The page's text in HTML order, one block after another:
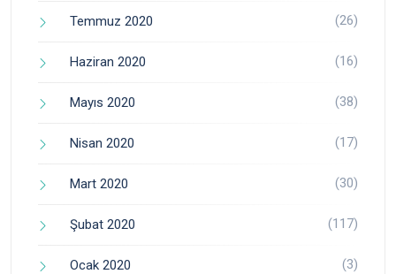
Temmuz 2020 (26)
Haziran 2020 (16)
Mayıs 2020 (38)
Nisan 2020 (17)
Mart 2020 (30)
Şubat 2020 (117)
Ocak 2020 (3)